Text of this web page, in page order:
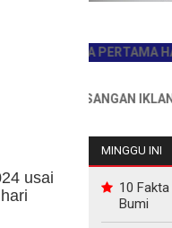
usai
PERTAMA HARI INI
PEMASANGAN IKLAN HUB
MINGGU INI
10
Bumi